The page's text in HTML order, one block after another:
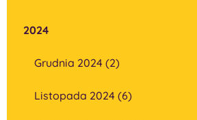
2024
Grudnia 2024 (2)
Listopada 2024 (6)